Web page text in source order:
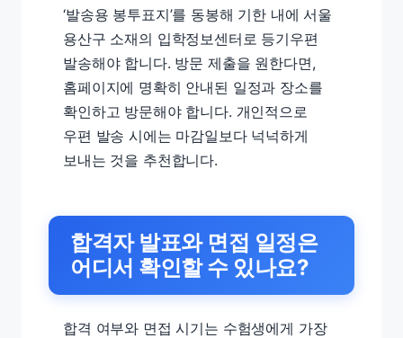
‘발송용 봉투표지’를 동봉해 기한 내에 서울
용산구 소재의 입학정보센터로 등기우편
발송해야 합니다. 방문 제출을 원한다면,
홈페이지에 명확히 안내된 일정과 장소를
확인하고 방문해야 합니다. 개인적으로
우편 발송 시에는 마감일보다 넉넉하게
보내는 것을 추천합니다.
합격자 발표와 면접 일정은
어디서 확인할 수 있나요?
합격 여부와 면접 시기는 수험생에게 가장